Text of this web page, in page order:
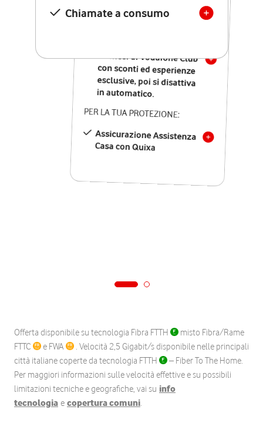
Chiamate a consumo
nazionali
12 mesi di Vodafone Club
con sconti ed esperienze
esclusive, poi si disattiva
in automatico.
PER LA TUA PROTEZIONE:
Assicurazione Assistenza
Casa con Quixa
Offerta disponibile su tecnologia Fibra FTTH
misto Fibra/Rame
FTTC
e FWA
. Velocità 2,5 Gigabit/s disponibile nelle principali
città italiane coperte da tecnologia FTTH
– Fiber To The Home.
Per maggiori informazioni sulle velocità effettive e su possibili
limitazioni tecniche e geografiche, vai su info
tecnologia e copertura comuni.